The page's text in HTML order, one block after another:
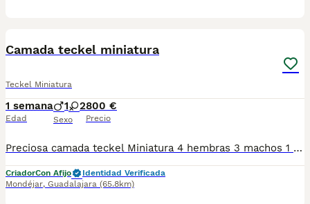
Camada teckel miniatura
Teckel Miniatura
1 semana
Edad
1 2
Sexo
800 €
Precio
Preciosa camada teckel Miniatura 4 hembras 3 machos 1 macho arlequin plata 2 machos negros fuego 2 hembras arlequin chocolate 1 hembra chocolate 1 hembra negro fuego Solo nos quedan disponibles 3 cachorros 1 macho arlequin plata 1 hembra negro fuego 1 hembra arlequin chocolate
CriadorCon Afijo
Identidad Verificada
Mondéjar, Guadalajara (65.8km)